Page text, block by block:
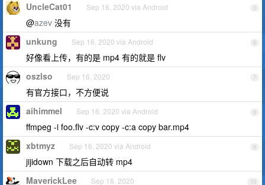
5
UncleCat01 Sep 16, 2020 via Android
@azev 没有
6
unkung Sep 16, 2020 via Android
好像看上传，有的是 mp4 有的就是 flv
7
oszlso Sep 16, 2020
有官方接口，不方便说
8
aihimmel Sep 16, 2020 via Android
ffmpeg -i foo.flv -c:v copy -c:a copy bar.mp4
9
xbtmyz Sep 16, 2020 via Android
jijidown 下载之后自动转 mp4
10
MaverickLee Sep 16, 2020